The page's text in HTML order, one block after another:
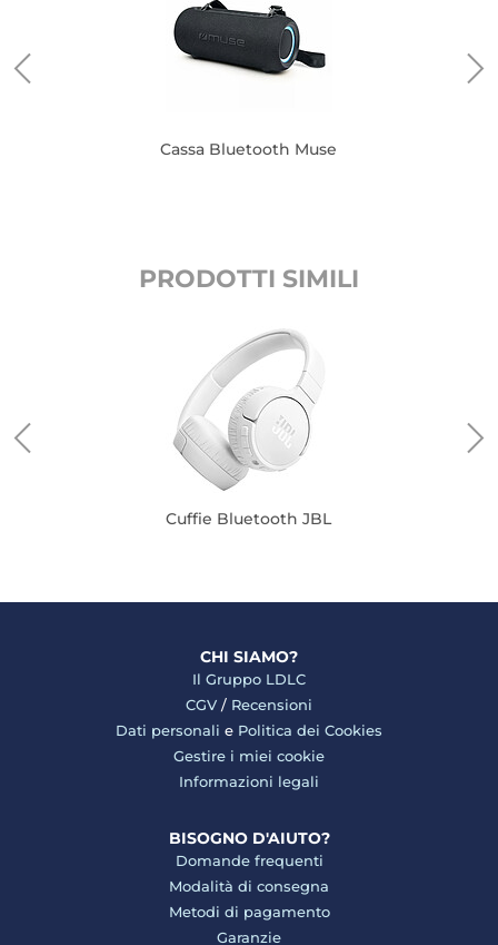
Cassa Bluetooth Muse
PRODOTTI SIMILI
Cuffie Bluetooth JBL
CHI SIAMO?
Il Gruppo LDLC
CGV / Recensioni
Dati personali e Politica dei Cookies
Gestire i miei cookie
Informazioni legali
BISOGNO D'AIUTO?
Domande frequenti
Modalità di consegna
Metodi di pagamento
Garanzie